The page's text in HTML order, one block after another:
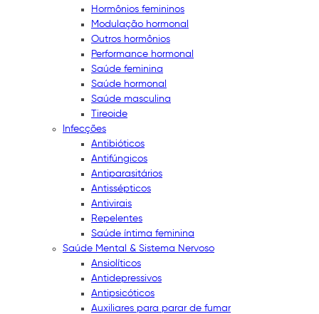
Hormônios femininos
Modulação hormonal
Outros hormônios
Performance hormonal
Saúde feminina
Saúde hormonal
Saúde masculina
Tireoide
Infecções
Antibióticos
Antifúngicos
Antiparasitários
Antissépticos
Antivirais
Repelentes
Saúde íntima feminina
Saúde Mental & Sistema Nervoso
Ansiolíticos
Antidepressivos
Antipsicóticos
Auxiliares para parar de fumar